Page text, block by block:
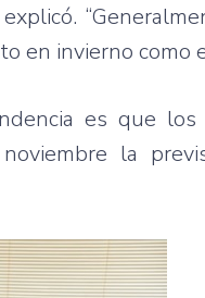
en invierno como
es que
noviembre la